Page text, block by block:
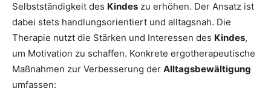
Selbstständigkeit des Kindes zu erhöhen. Der Ansatz ist
dabei stets handlungsorientiert und alltagsnah. Die
Therapie nutzt die Stärken und Interessen des Kindes,
um Motivation zu schaffen. Konkrete ergotherapeutische
Maßnahmen zur Verbesserung der Alltagsbewältigung
umfassen: